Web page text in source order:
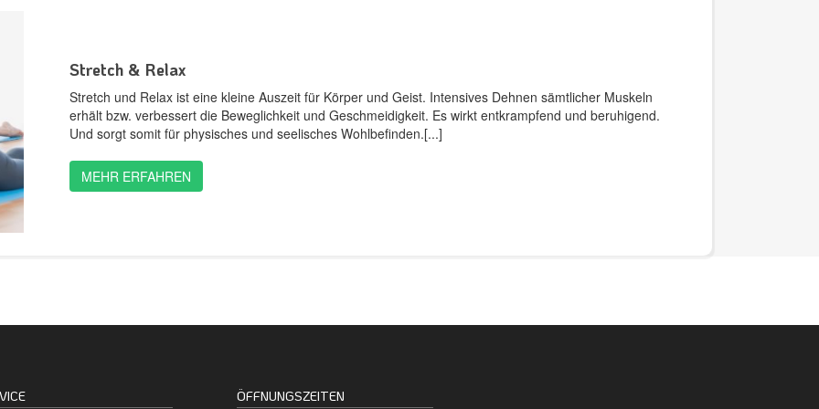
Stretch & Relax
Stretch und Relax ist eine kleine Auszeit für Körper und Geist. Intensives Dehnen sämtlicher Muskeln
erhält bzw. verbessert die Beweglichkeit und Geschmeidigkeit. Es wirkt entkrampfend und beruhigend.
Und sorgt somit für physisches und seelisches Wohlbefinden.
MEHR ERFAHREN
ÖFFNUNGSZEITEN